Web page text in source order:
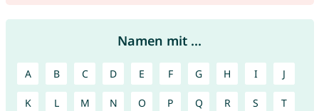
Namen mit ...
A B C D E F G H I J
K L M N O P Q R S T